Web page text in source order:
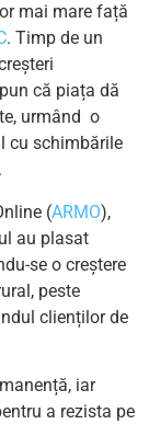
mai mare față
. Timp de un
că piața dă
urmând o
cu schimbările
(ARMO),
au plasat
se o creștere
peste
clienților de
iar
a rezista pe